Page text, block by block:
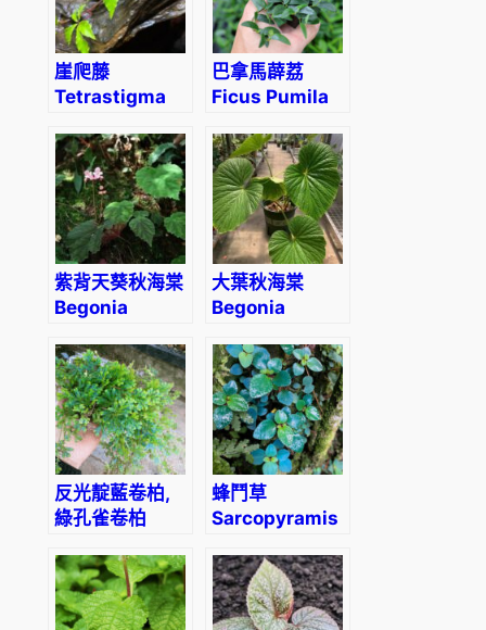
崖爬藤
Tetrastigma
(Wall.) Planch
巴拿馬薜荔
Ficus Pumila
紫背天葵秋海棠
Begonia
Hance
大葉秋海棠
Begonia
C. Y. Wu
反光靛藍卷柏,
綠孔雀卷柏
Peacock
Spikemoss
(Selaginella
蜂鬥草
Sarcopyramis